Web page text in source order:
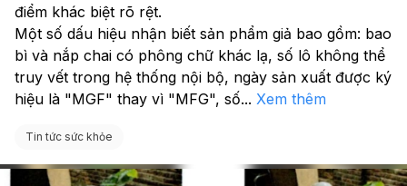
điểm khác biệt rõ rệt.
Một số dấu hiệu nhận biết sản phẩm giả bao gồm: bao
bì và nắp chai có phông chữ khác lạ, số lô không thể
truy vết trong hệ thống nội bộ, ngày sản xuất được ký
hiệu là "MGF" thay vì "MFG", số... Xem thêm
Tin tức sức khỏe